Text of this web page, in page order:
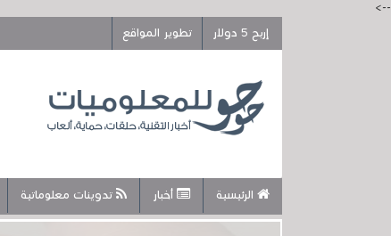
-->
إربح 5 دولار
تطوير المواقع
الرئيسية أخبار تدوينات معلوماتية